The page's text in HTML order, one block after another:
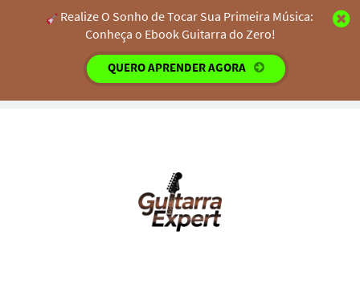
Realize O Sonho de Tocar Sua Primeira Música:
Conheça o Ebook Guitarra do Zero!
QUERO APRENDER AGORA